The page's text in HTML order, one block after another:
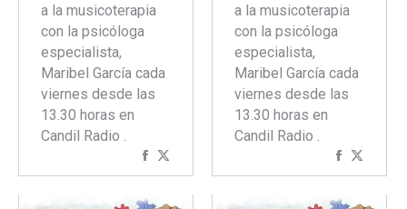
a la musicoterapia
con la psicóloga
especialista,
Maribel García cada
viernes desde las
13.30 horas en
Candil Radio .
Compartir
con
Facebook
con
Twitter
a la musicoterapia
con la psicóloga
especialista,
Maribel García cada
viernes desde las
13.30 horas en
Candil Radio .
Compartir
concon